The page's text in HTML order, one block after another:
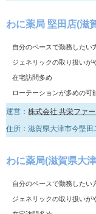
わに薬局 堅田店(滋
自分のペースで勤務したい
ジェネリックの取り扱いが
在宅訪問多め
ローテーションが多めの可
運営： 株式会社 共栄ファ
住所：滋賀県大津市今堅
わに薬局(滋賀県大
自分のペースで勤務したい
ジェネリックの取り扱いが